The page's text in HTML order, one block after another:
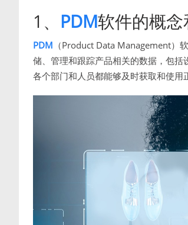
1、 PDM软件的概念
PDM （Product Data Management）
储、管理和跟踪产品相关的数据，包
各个部门和人员都能够及时获取和使用